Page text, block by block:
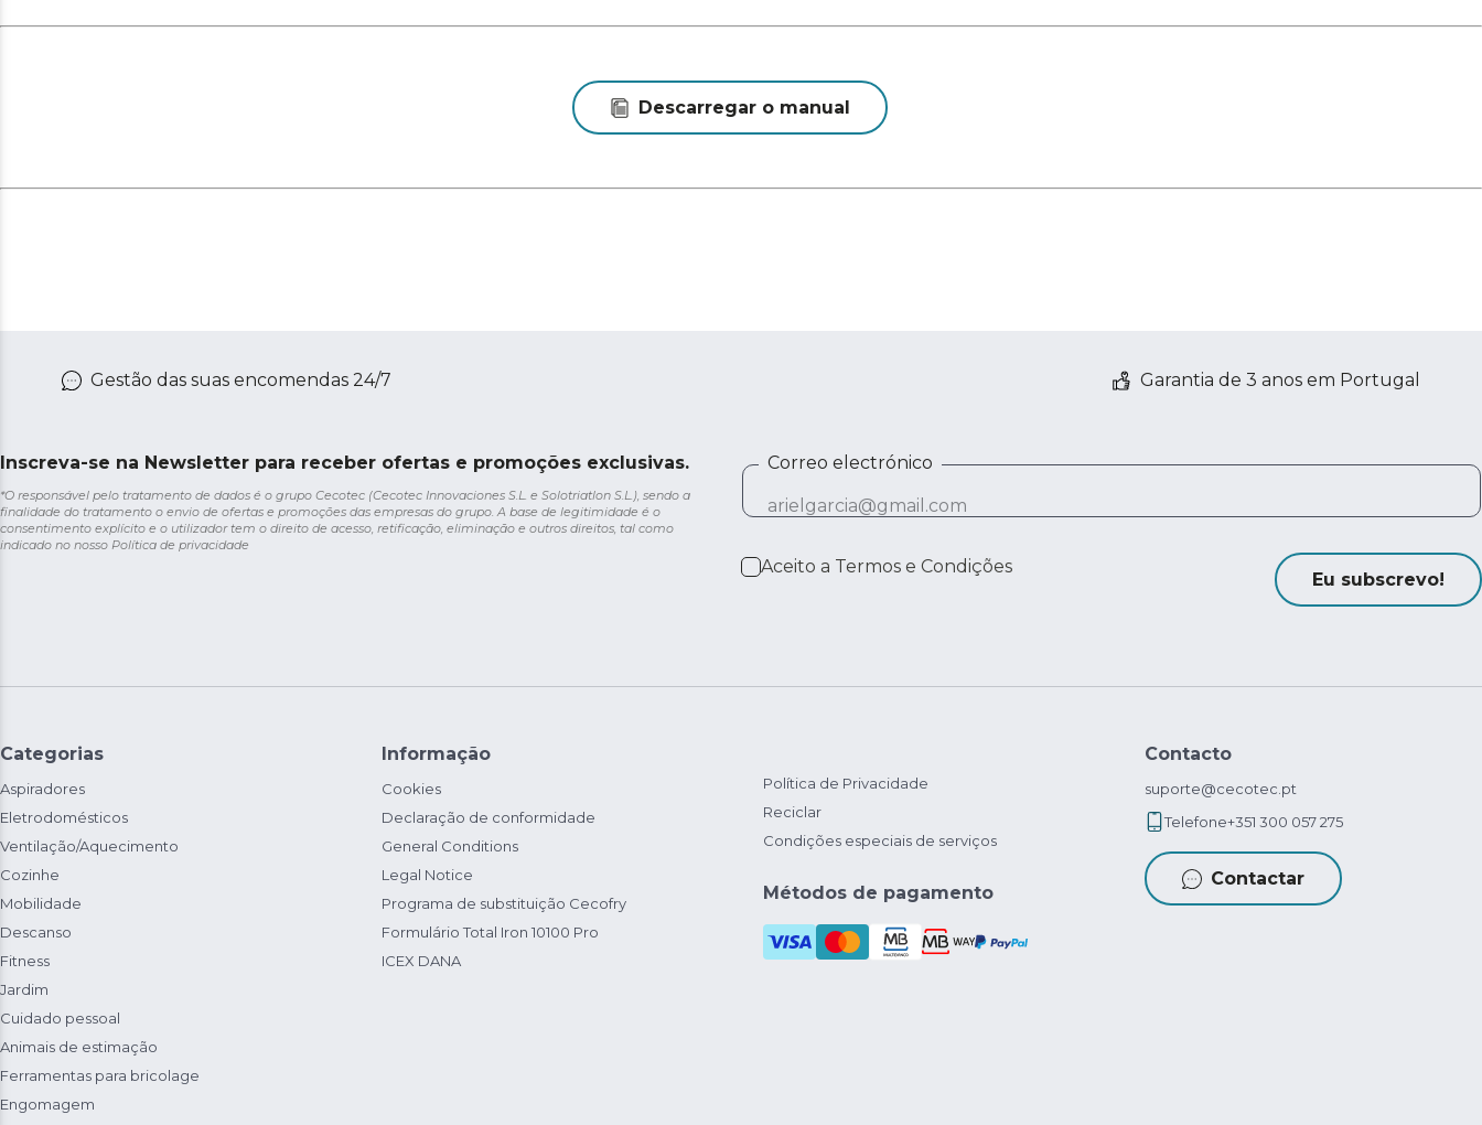
Descarregar o manual
Gestão das suas encomendas 24/7 Garantia de 3 anos em Portugal
Inscreva-se na Newsletter para receber ofertas e promoções exclusivas.
*O responsável pelo tratamento de dados é o grupo Cecotec (Cecotec Innovaciones S.L. e Solotriatlon S.L.), sendo a
finalidade do tratamento o envio de ofertas e promoções das empresas do grupo. A base de legitimidade é o
consentimento explícito e o utilizador tem o direito de acesso, retificação, eliminação e outros direitos, tal como
indicado no nosso Política de privacidade
Correo electrónico
Aceito a Termos e Condições
Eu subscrevo!
Categorias
Aspiradores
Eletrodomésticos
Ventilação/Aquecimento
Cozinhe
Mobilidade
Descanso
Fitness
Jardim
Cuidado pessoal
Animais de estimação
Ferramentas para bricolage
Engomagem
Informação
Cookies
Declaração de conformidade
General Conditions
Legal Notice
Programa de substituição Cecofry
Formulário Total Iron 10100 Pro
ICEX DANA
Política de Privacidade
Reciclar
Condições especiais de serviços
Métodos de pagamento
Contacto
suporte@cecotec.pt
Telefone+351 300 057 275
Contactar